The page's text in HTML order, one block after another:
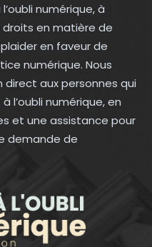
numérique, à
droits en matière de
en faveur de
numérique. Nous
aux personnes qui
l’oubli numérique, en
et une assistance pour
demande de